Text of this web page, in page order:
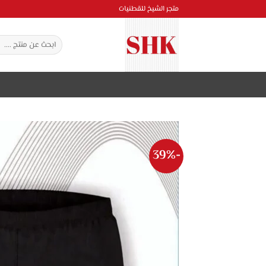
للمحتوى
متجر الشيخ للقطنيات
البحث
عن:
-39%